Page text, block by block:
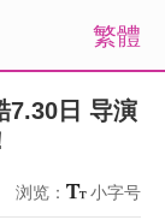
繁體
7.30日 导演
浏览： 小字号